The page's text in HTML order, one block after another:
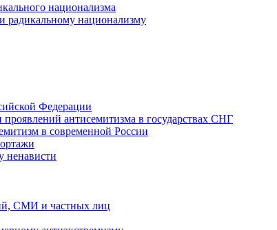
национализма
радикальному национализму
Федерации
антисемитизма в государствах СНГ
в современной России
ненависти
СМИ и частных лиц